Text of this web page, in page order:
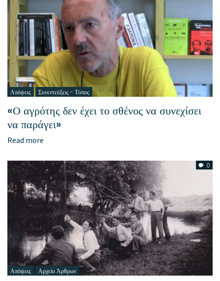
Απόψεις Συνεντεύξεις - Τύπος
«Ο αγρότης δεν έχει το σθένος να συνεχίσει
να παράγει»
Read more
0
Απόψεις Αρχείο Άρθρων